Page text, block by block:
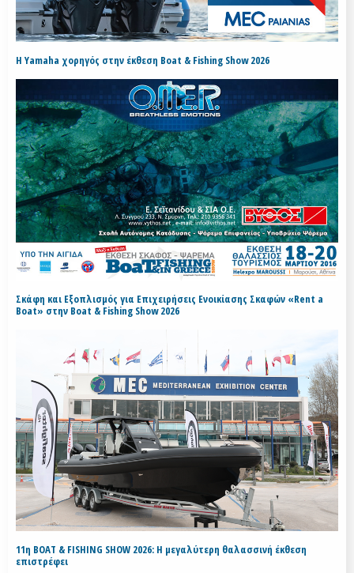
H Yamaha χορηγός στην έκθεση Boat & Fishing Show 2026
Σκάφη και Εξοπλισμός για Επιχειρήσεις Ενοικίασης Σκαφών «Rent a
Boat» στην Boat & Fishing Show 2026
11η BOAT & FISHING SHOW 2026: Η μεγαλύτερη θαλασσινή έκθεση
επιστρέφει